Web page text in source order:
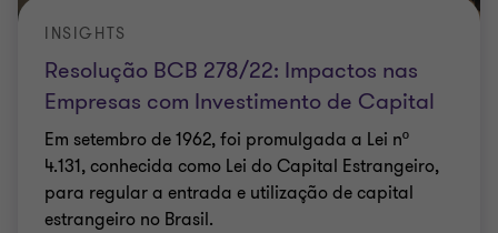
Resolução BCB 278/22: Impactos nas
Empresas com Investimento de Capital
INSIGHTS
Em setembro de 1962, foi promulgada a Lei nº
4.131, conhecida como Lei do Capital Estrangeiro,
para regular a entrada e utilização de capital
estrangeiro no Brasil.